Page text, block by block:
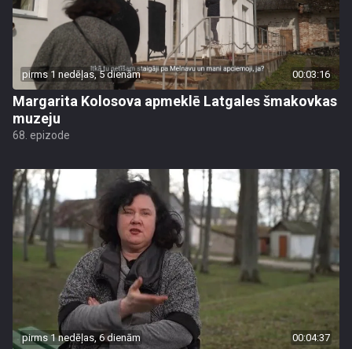
pirms 1 nedēļas, 5 dienām 00:03:16
Margarita Kolosova apmeklē Latgales šmakovkas
muzeju
68. epizode
pirms 1 nedēļas, 6 dienām 00:04:37